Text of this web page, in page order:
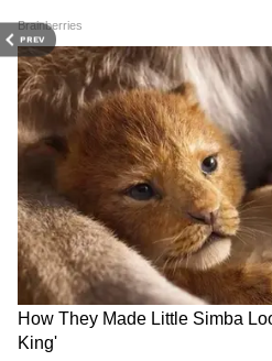
PREV
का अलर्ट, जानिए कहां कैसा रहेगा
मौसम